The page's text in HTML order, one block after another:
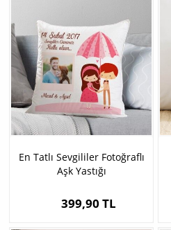
En Tatlı Sevgililer Fotoğraflı
Aşk Yastığı
399,90 TL